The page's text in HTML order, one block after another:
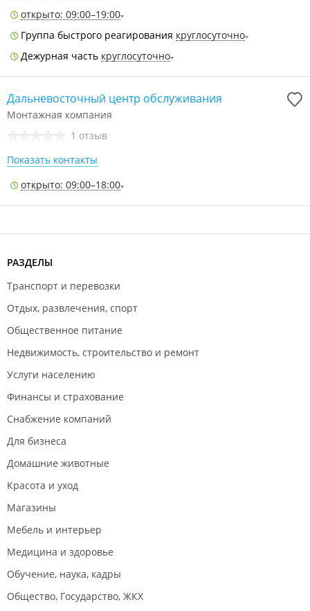
открыто: 09:00–19:00
Группа быстрого реагирования круглосуточно
Дежурная часть круглосуточно
Дальневосточный центр обслуживания
Монтажная компания
1 отзыв
Показать контакты
открыто: 09:00–18:00
РАЗДЕЛЫ
Транспорт и перевозки
Отдых, развлечения, спорт
Общественное питание
Недвижимость, строительство и ремонт
Услуги населению
Финансы и страхование
Снабжение компаний
Для бизнеса
Домашние животные
Красота и уход
Магазины
Мебель и интерьер
Медицина и здоровье
Обучение, наука, кадры
Общество, Государство, ЖКХ